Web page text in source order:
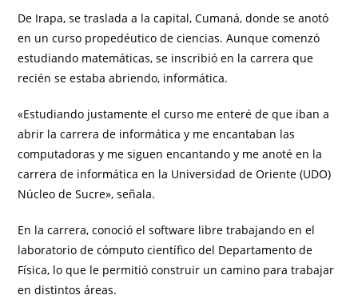
De Irapa, se traslada a la capital, Cumaná, donde se anotó
en un curso propedéutico de ciencias. Aunque comenzó
estudiando matemáticas, se inscribió en la carrera que
recién se estaba abriendo, informática.
«Estudiando justamente el curso me enteré de que iban a
abrir la carrera de informática y me encantaban las
computadoras y me siguen encantando y me anoté en la
carrera de informática en la Universidad de Oriente (UDO)
Núcleo de Sucre», señala.
En la carrera, conoció el software libre trabajando en el
laboratorio de cómputo científico del Departamento de
Física, lo que le permitió construir un camino para trabajar
en distintos áreas.